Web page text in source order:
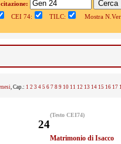
CEI 74: TILC: Mostra
, Cap.: 1 2 3 4 5 6 7 8 9 10 11 12 13 14 15 16 17
(Testo CEI74)
24
Matrimonio di Isacco